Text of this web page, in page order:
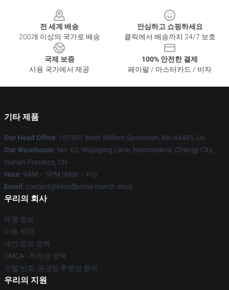
전 세계 배송
200개 이상의 국가로 배송
안심하고 쇼핑하세요
클릭에서 배송까지 24/7 보호
국제 보증
사용 국가에서 제공
100% 안전한 결제
페이팔 / 마스터카드 / 비자
기타 제품
Our Head Office: 101301 West William Savannah, Mo 64485, Us
Our Warehouse: No. 63, Wujiaping Lane, Nanmenkou, Changji City,
Hunan Province, CN
Hour: 9AM – 5PM (Mon – Fri)
Email : contact@bloodborne-merch.shop
우리의 회사
제품 정보
이용 약관
개인 정보 정책
DMCA - 저작권 정책
모델 번호: 공급망 투명성 행위
우리의 지원